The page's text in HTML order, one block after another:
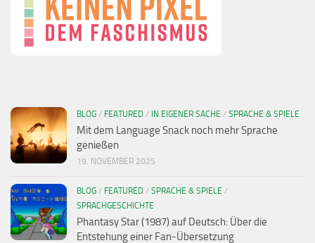
BLOG / FEATURED / IN EIGENER SACHE / SPRACHE & SPIELE
Mit dem Language Snack noch mehr Sprache
genießen
19. NOVEMBER 2025
BLOG / FEATURED / SPRACHE & SPIELE /
SPRACHGESCHICHTE
Phantasy Star (1987) auf Deutsch: Über die
Entstehung einer Fan-Übersetzung